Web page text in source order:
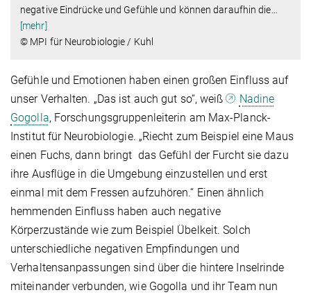
negative Eindrücke und Gefühle und können daraufhin die
[mehr]
© MPI für Neurobiologie / Kuhl
Gefühle und Emotionen haben einen großen Einfluss auf
unser Verhalten. „Das ist auch gut so“, weiß
Nadine
Gogolla, Forschungsgruppenleiterin am Max-Planck-
Institut für Neurobiologie. „Riecht zum Beispiel eine Maus
einen Fuchs, dann bringt das Gefühl der Furcht sie dazu
ihre Ausflüge in die Umgebung einzustellen und erst
einmal mit dem Fressen aufzuhören.“ Einen ähnlich
hemmenden Einfluss haben auch negative
Körperzustände wie zum Beispiel Übelkeit. Solch
unterschiedliche negativen Empfindungen und
Verhaltensanpassungen sind über die hintere Inselrinde
miteinander verbunden, wie Gogolla und ihr Team nun